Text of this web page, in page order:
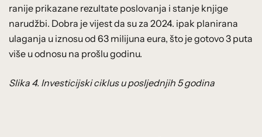
ranije prikazane rezultate poslovanja i stanje knjige
narudžbi. Dobra je vijest da su za 2024. ipak planirana
ulaganja u iznosu od 63 milijuna eura, što je gotovo 3 puta
više u odnosu na prošlu godinu.
Slika 4. Investicijski ciklus u posljednjih 5 godina